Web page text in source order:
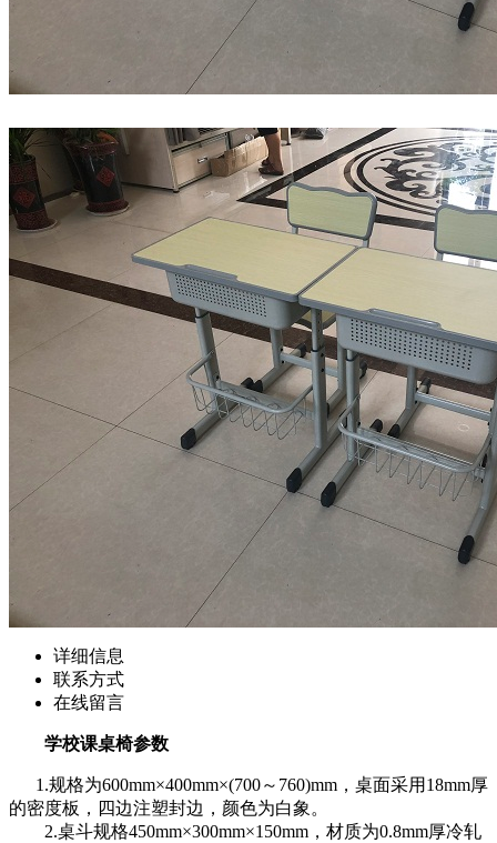
详细信息
联系方式
在线留言
学校课桌椅参数
1.规格为600mm×400mm×(700～760)mm，桌面采用18mm厚
的密度板，四边注塑封边，颜色为白象。
2.桌斗规格450mm×300mm×150mm，材质为0.8mm厚冷轧